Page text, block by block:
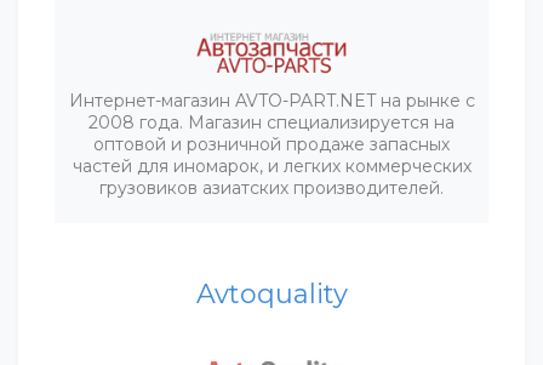
Интернет-магазин AVTO-PART.NET на рынке с
2008 года. Магазин специализируется на
оптовой и розничной продаже запасных
частей для иномарок, и легких коммерческих
грузовиков азиатских производителей.
Avtoquality